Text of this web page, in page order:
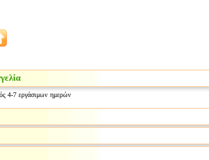
4-7 εργάσιμων ημερών